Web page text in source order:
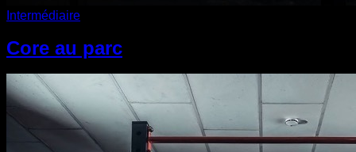
Intermédiaire
Core au parc